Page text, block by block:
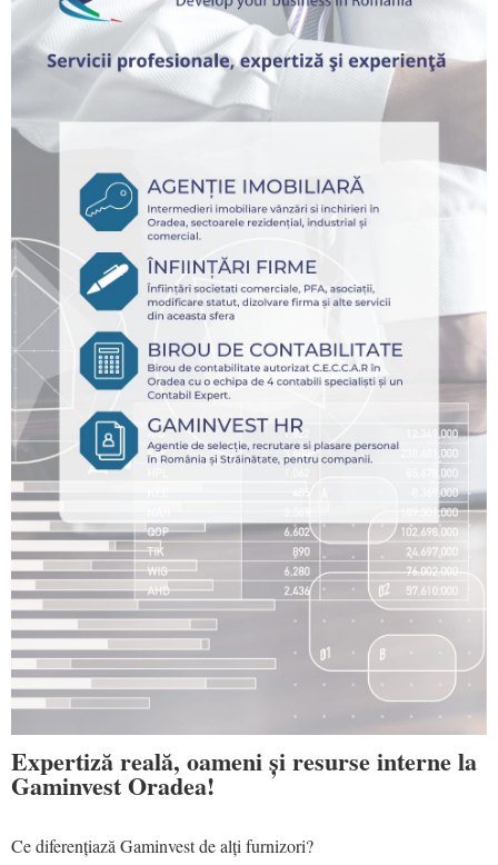
Expertiză reală, oameni și resurse interne la
Gaminvest Oradea!
Ce diferențiază Gaminvest de alți furnizori?